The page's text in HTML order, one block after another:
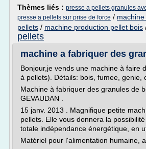
Thèmes liés : presse a pellets granules
presse a pellets sur prise de force /
pellets / machine production pellet bois
pellets
machine a fabriquer des
Bonjour,je vends une machine à faire
à pellets). Détails: bois, fumee, genie,
Machine à fabriquer des granules de
GEVAUDAN .
15 janv. 2013 . Magnifique petite
pellets. Elle vous donnera la
totale indépendance énergétique, en
Matériel pour l'alimentation humaine,